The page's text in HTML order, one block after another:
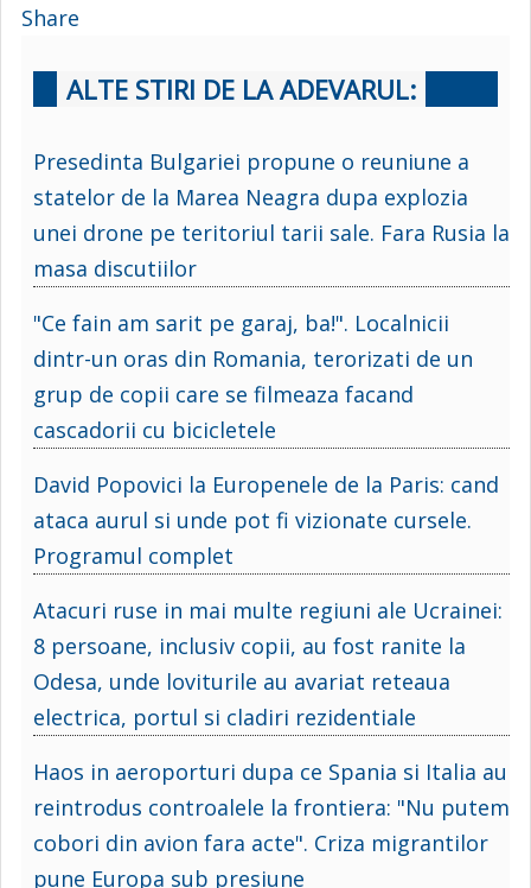
Share
ALTE STIRI DE LA ADEVARUL:
Presedinta Bulgariei propune o reuniune a
statelor de la Marea Neagra dupa explozia
unei drone pe teritoriul tarii sale. Fara Rusia la
masa discutiilor
"Ce fain am sarit pe garaj, ba!". Localnicii
dintr-un oras din Romania, terorizati de un
grup de copii care se filmeaza facand
cascadorii cu bicicletele
David Popovici la Europenele de la Paris: cand
ataca aurul si unde pot fi vizionate cursele.
Programul complet
Atacuri ruse in mai multe regiuni ale Ucrainei:
8 persoane, inclusiv copii, au fost ranite la
Odesa, unde loviturile au avariat reteaua
electrica, portul si cladiri rezidentiale
Haos in aeroporturi dupa ce Spania si Italia au
reintrodus controalele la frontiera: "Nu putem
cobori din avion fara acte". Criza migrantilor
pune Europa sub presiune